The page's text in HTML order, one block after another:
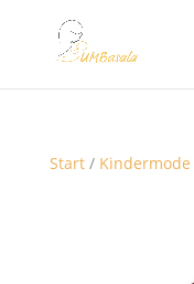
Start/ Kindermode